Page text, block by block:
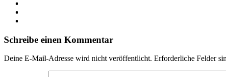
Schreibe einen Kommentar
Deine E-Mail-Adresse wird nicht veröffentlicht. Erforderliche Felder